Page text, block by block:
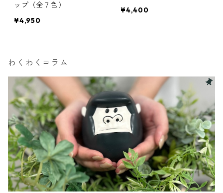
ップ（全７色）
¥4,950
¥4,400
わくわくコラム